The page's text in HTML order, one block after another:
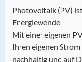
Photovoltaik (PV)
Energiewende.
Mit einer eigenen
Ihren eigenen
nachhaltig und auf